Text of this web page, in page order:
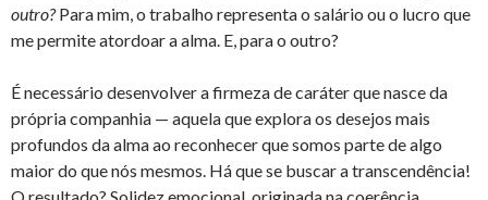
outro?Para mim, o trabalho representa o salário ou o lucro que
me permite atordoar a alma. E, para o outro?
É necessário desenvolver a firmeza de caráter que nasce da
própria companhia — aquela que explora os desejos mais
profundos da alma ao reconhecer que somos parte de algo
maior do que nós mesmos. Há que se buscar a transcendência!
O resultado? Solidez emocional, originada na coerência